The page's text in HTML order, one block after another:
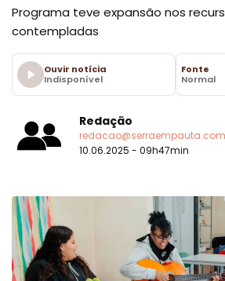
Programa teve expansão nos
contempladas
Ouvir notícia
Indisponível
Fonte
Normal
Redação
10.06.2025 - 09h47min